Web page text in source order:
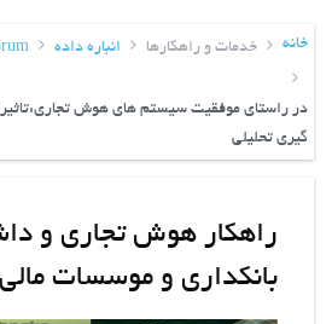
خانه خدمات و راهکارها انباره داده
در راستای موفقیت سیستم های هوش
گیری تحلیلی
راهکار هوش تجاری و
بانکداری و موسسات